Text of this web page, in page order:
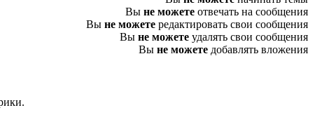
Вы не можете отвечать на сообщения
Вы не можете редактировать свои сообщения
Вы не можете удалять свои сообщения
Вы не можете добавлять вложения